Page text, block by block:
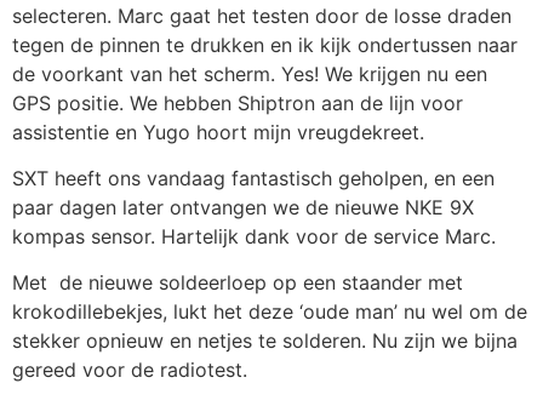
selecteren. Marc gaat het testen door de losse draden
tegen de pinnen te drukken en ik kijk ondertussen naar
de voorkant van het scherm. Yes! We krijgen nu een
GPS positie. We hebben Shiptron aan de lijn voor
assistentie en Yugo hoort mijn vreugdekreet.
SXT heeft ons vandaag fantastisch geholpen, en een
paar dagen later ontvangen we de nieuwe NKE 9X
kompas sensor. Hartelijk dank voor de service Marc.
Met de nieuwe soldeerloep op een staander met
krokodillebekjes, lukt het deze ‘oude man’ nu wel om de
stekker opnieuw en netjes te solderen. Nu zijn we bijna
gereed voor de radiotest.